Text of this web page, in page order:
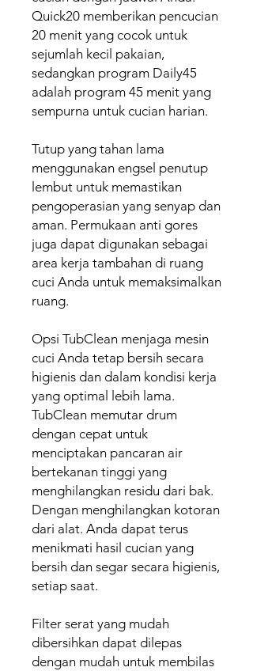
Quick20 memberikan pencucian
20 menit yang cocok untuk
sejumlah kecil pakaian,
sedangkan program Daily45
adalah program 45 menit yang
sempurna untuk cucian harian.
Tutup yang tahan lama
menggunakan engsel penutup
lembut untuk memastikan
pengoperasian yang senyap dan
aman. Permukaan anti gores
juga dapat digunakan sebagai
area kerja tambahan di ruang
cuci Anda untuk memaksimalkan
ruang.
Opsi TubClean menjaga mesin
cuci Anda tetap bersih secara
higienis dan dalam kondisi kerja
yang optimal lebih lama.
TubClean memutar drum
dengan cepat untuk
menciptakan pancaran air
bertekanan tinggi yang
menghilangkan residu dari bak.
Dengan menghilangkan kotoran
dari alat. Anda dapat terus
menikmati hasil cucian yang
bersih dan segar secara higienis,
setiap saat.
Filter serat yang mudah
dibersihkan dapat dilepas
dengan mudah untuk membilas